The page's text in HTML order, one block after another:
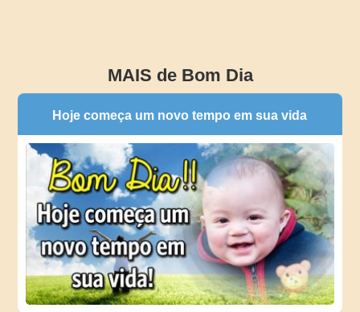
MAIS de Bom Dia
Hoje começa um novo tempo em sua vida